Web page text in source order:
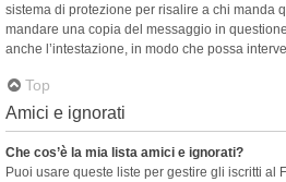
sistema di protezione per risalire a chi manda
mandare una copia del messaggio in
anche l’intestazione, in modo che possa
Top
Amici e ignorati
Che cos’è la mia lista amici e ignorati?
Puoi usare queste liste per gestire gli iscritti al